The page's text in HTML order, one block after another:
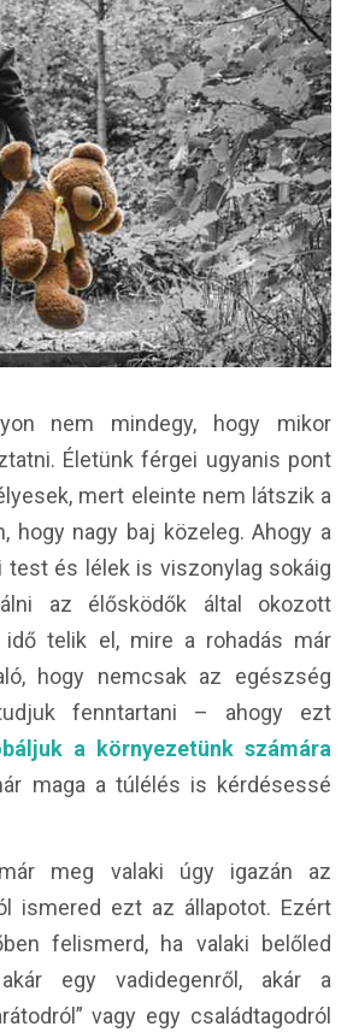
nem mindegy, hogy mikor
Életünk férgei ugyanis pont
mert eleinte nem látszik a
hogy nagy baj közeleg. Ahogy a
test és lélek is viszonylag sokáig
az élősködők által okozott
idő telik el, mire a rohadás már
hogy nemcsak az egészség
fenntartani – ahogy ezt
a környezetünk számára
maga a túlélés is kérdésessé
meg valaki úgy igazán az
ismered ezt az állapotot. Ezért
felismerd, ha valaki belőled
egy vadidegenről, akár a
vagy egy családtagodról